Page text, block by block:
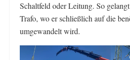
Schaltfeld oder Leitung. So
Trafo, wo er schließlich auf die
umgewandelt wird.